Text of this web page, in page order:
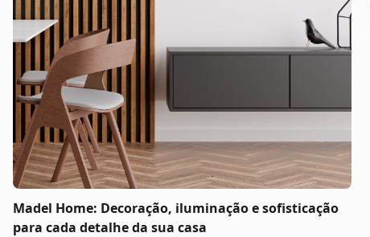
Madel Home: Decoração, iluminação e sofisticação
para cada detalhe da sua casa